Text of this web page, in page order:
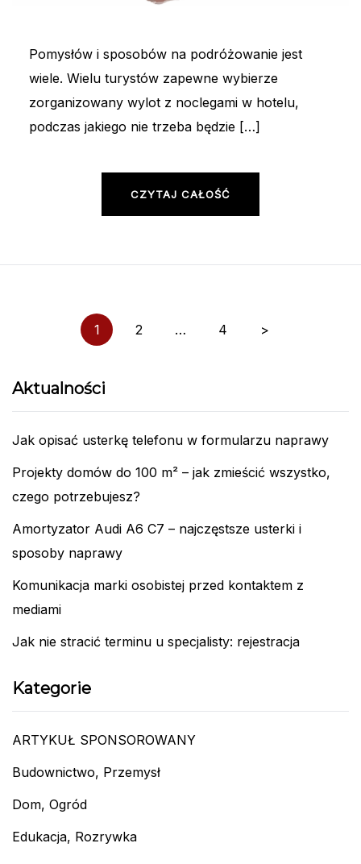
Pomysłów i sposobów na podróżowanie jest
wiele. Wielu turystów zapewne wybierze
zorganizowany wylot z noclegami w hotelu,
podczas jakiego nie trzeba będzie […]
CZYTAJ CAŁOŚĆ
Nawigacja
wpisach
1 2 … 4 >
Aktualności
Jak opisać usterkę telefonu w formularzu naprawy
Projekty domów do 100 m² – jak zmieścić wszystko,
czego potrzebujesz?
Amortyzator Audi A6 C7 – najczęstsze usterki i
sposoby naprawy
Komunikacja marki osobistej przed kontaktem z
mediami
Jak nie stracić terminu u specjalisty: rejestracja
Kategorie
ARTYKUŁ SPONSOROWANY
Budownictwo, Przemysł
Dom, Ogród
Edukacja, Rozrywka